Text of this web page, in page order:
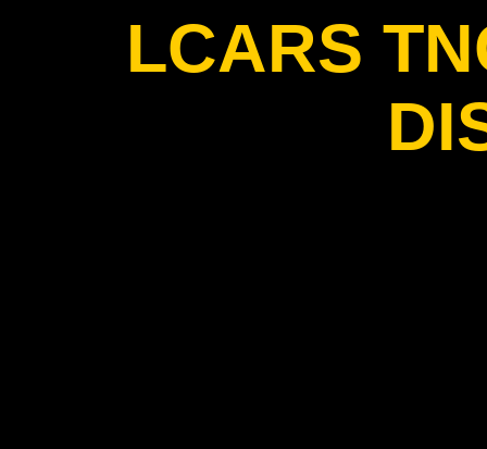
LCARS